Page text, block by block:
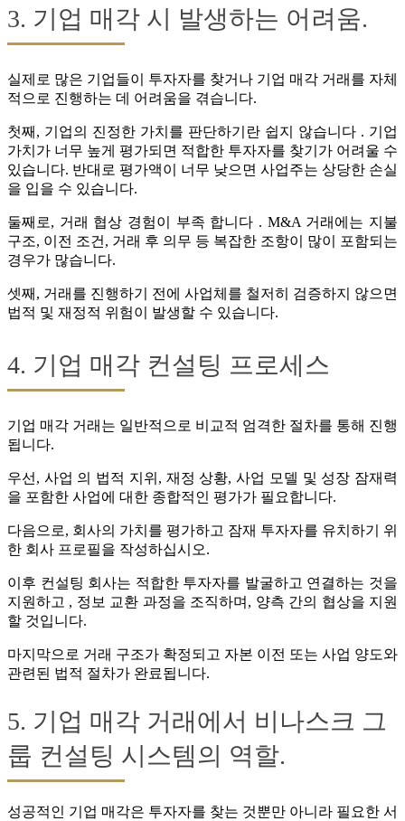
3. 기업 매각 시 발생하는 어려움.
실제로 많은 기업들이 투자자를 찾거나 기업 매각 거래를 자체
적으로 진행하는 데 어려움을 겪습니다.
첫째, 기업의 진정한 가치를 판단하기란 쉽지 않습니다 . 기업
가치가 너무 높게 평가되면 적합한 투자자를 찾기가 어려울 수
있습니다. 반대로 평가액이 너무 낮으면 사업주는 상당한 손실
을 입을 수 있습니다.
둘째로, 거래 협상 경험이 부족 합니다 . M&A 거래에는 지불
구조, 이전 조건, 거래 후 의무 등 복잡한 조항이 많이 포함되는
경우가 많습니다.
셋째, 거래를 진행하기 전에 사업체를 철저히 검증하지 않으면
법적 및 재정적 위험이 발생할 수 있습니다.
4. 기업 매각 컨설팅 프로세스
기업 매각 거래는 일반적으로 비교적 엄격한 절차를 통해 진행
됩니다.
우선, 사업 의 법적 지위, 재정 상황, 사업 모델 및 성장 잠재력
을 포함한 사업에 대한 종합적인 평가가 필요합니다.
다음으로, 회사의 가치를 평가하고 잠재 투자자를 유치하기 위
한 회사 프로필을 작성하십시오.
이후 컨설팅 회사는 적합한 투자자를 발굴하고 연결하는 것을
지원하고 , 정보 교환 과정을 조직하며, 양측 간의 협상을 지원
할 것입니다.
마지막으로 거래 구조가 확정되고 자본 이전 또는 사업 양도와
관련된 법적 절차가 완료됩니다.
5. 기업 매각 거래에서 비나스크 그
룹 컨설팅 시스템의 역할.
성공적인 기업 매각은 투자자를 찾는 것뿐만 아니라 필요한 서